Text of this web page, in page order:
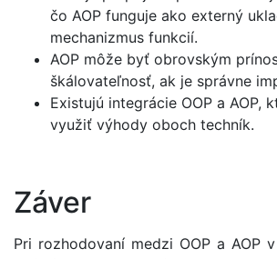
čo AOP funguje ako externý
mechanizmus funkcií.
AOP môže byť obrovským
škálovateľnosť, ak je správne
Existujú integrácie OOP a AOP,
využiť výhody oboch techník.
Záver
Pri rozhodovaní medzi OOP a AOP